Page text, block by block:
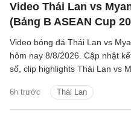
Video Thái Lan vs
(Bảng B ASEAN Cup
6h trước Thái Lan
Video bóng đá Thái Lan vs
hôm nay 8/8/2026. Cập nhật
số, clip highlights Thái Lan vs
huống trên sân.